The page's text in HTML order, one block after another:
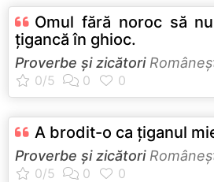
Omul fără noroc să
ţigancă în ghioc.
Proverbe și zicători
A brodit-o ca ţiganul
Proverbe și zicători